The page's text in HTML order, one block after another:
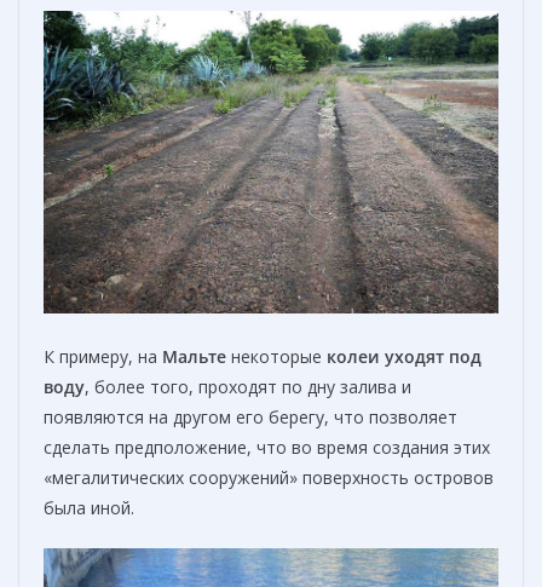
К примеру, на Мальте некоторые колеи уходят под
воду, более того, проходят по дну залива и
появляются на другом его берегу, что позволяет
сделать предположение, что во время создания этих
«мегалитических сооружений» поверхность островов
была иной.